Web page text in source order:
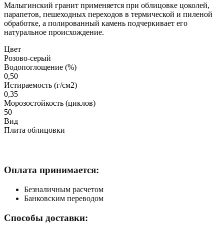
Малыгинский гранит применяется при облицовке цоколей,
парапетов, пешеходных переходов в термической и пиленой
обработке, а полированный камень подчеркивает его
натуральное происхождение.
Цвет
Розово-серый
Водопоглощение (%)
0,50
Истираемость (г/см2)
0,35
Морозостойкость (циклов)
50
Вид
Плита облицовки
Оплата принимается:
Безналичным расчетом
Банковским переводом
Способы доставки: